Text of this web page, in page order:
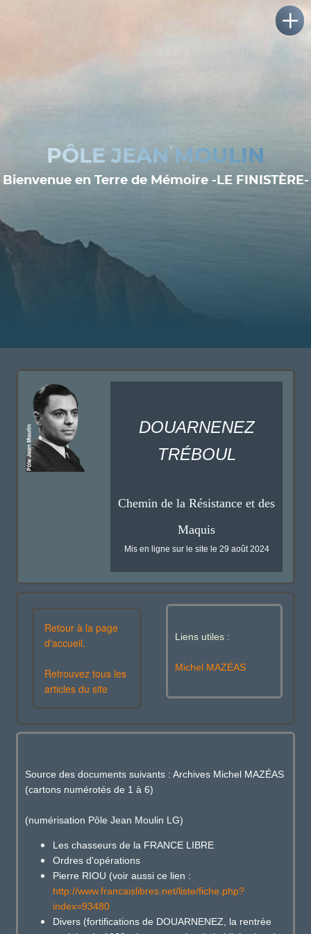
PÔLE JEAN MOULIN
Bienvenue en Terre de Mémoire -LE FINISTÈRE-
DOUARNENEZ
TRÉBOUL
Chemin de la Résistance et des
Maquis
Mis en ligne sur le site le 29 août 2024
Retour à la page
d'accueil.
Retrouvez tous les
articles du site
Liens utiles :
Michel MAZÉAS
Source des documents suivants : Archives Michel MAZÉAS
(cartons numérotés de 1 à 6)
(numérisation Pôle Jean Moulin LG)
Les chasseurs de la FRANCE LIBRE
Ordres d'opérations
Pierre RIOU (voir aussi ce lien :
http://www.francaislibres.net/liste/fiche.php?
index=93480
Divers (fortifications de DOUARNENEZ, la rentrée